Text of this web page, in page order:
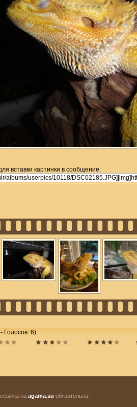
вставки картинки в сообщение:
Голосов: 6)
на agama.su обязательна.